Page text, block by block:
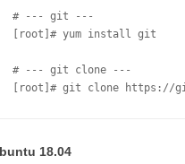
# --- git ---
[root]# yum install git
# --- git clone ---
18.04